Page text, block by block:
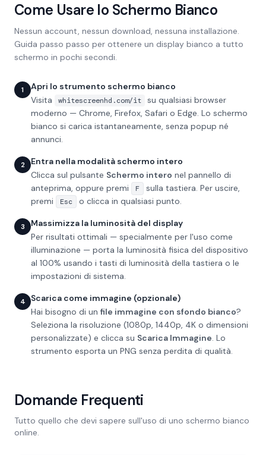
Come Usare lo Schermo Bianco
Nessun account, nessun download, nessuna installazione.
Guida passo passo per ottenere un display bianco a tutto
schermo in pochi secondi.
1
Apri lo strumento schermo bianco
Visita
whitescreenhd.com/it
su qualsiasi browser
moderno — Chrome, Firefox, Safari o Edge. Lo schermo
bianco si carica istantaneamente, senza popup né
annunci.
2
Entra nella modalità schermo intero
Clicca sul pulsante Schermo intero nel pannello di
anteprima, oppure premi
F
sulla tastiera. Per uscire,
premi
Esc o clicca in qualsiasi punto.
3
Massimizza la luminosità del display
Per risultati ottimali — specialmente per l'uso come
illuminazione — porta la luminosità fisica del dispositivo
al 100% usando i tasti di luminosità della tastiera o le
impostazioni di sistema.
4
Scarica come immagine (opzionale)
Hai bisogno di un file immagine con sfondo bianco?
Seleziona la risoluzione (1080p, 1440p, 4K o dimensioni
personalizzate) e clicca su Scarica Immagine. Lo
strumento esporta un PNG senza perdita di qualità.
Domande Frequenti
Tutto quello che devi sapere sull'uso di uno schermo bianco
online.